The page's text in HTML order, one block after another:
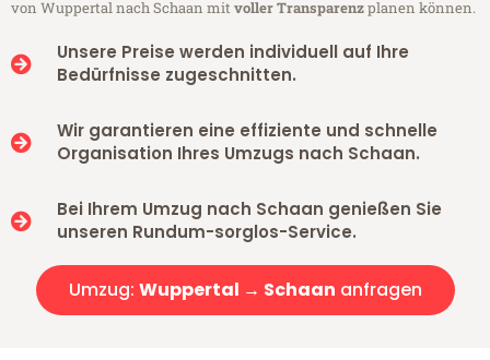
von Wuppertal nach Schaan mitvoller Transparenzplanen können.
Unsere Preise werden individuell auf Ihre
Bedürfnisse zugeschnitten.
Wir garantieren eine effiziente und schnelle
Organisation Ihres Umzugs nach Schaan.
Bei Ihrem Umzug nach Schaan genießen Sie
unseren Rundum-sorglos-Service.
Umzug: Wuppertal → Schaan anfragen